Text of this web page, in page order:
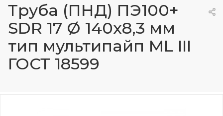
Труба (ПНД) ПЭ100+
SDR 17 Ø 140х8,3 мм
тип мультипайп ML III
ГОСТ 18599